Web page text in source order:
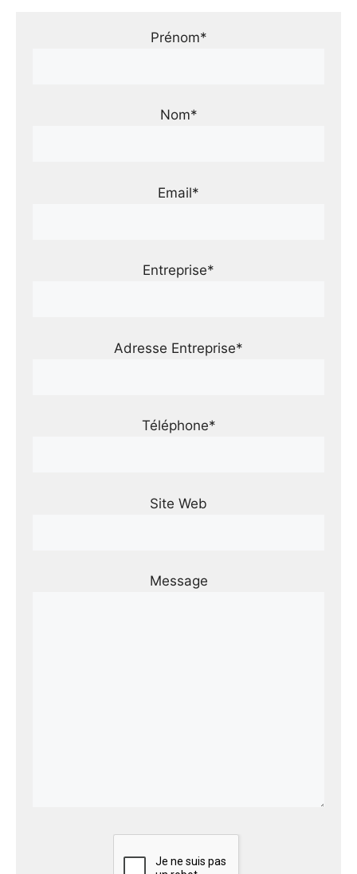
Prénom*
Nom*
Email*
Entreprise*
Adresse Entreprise*
Téléphone*
Site Web
Message